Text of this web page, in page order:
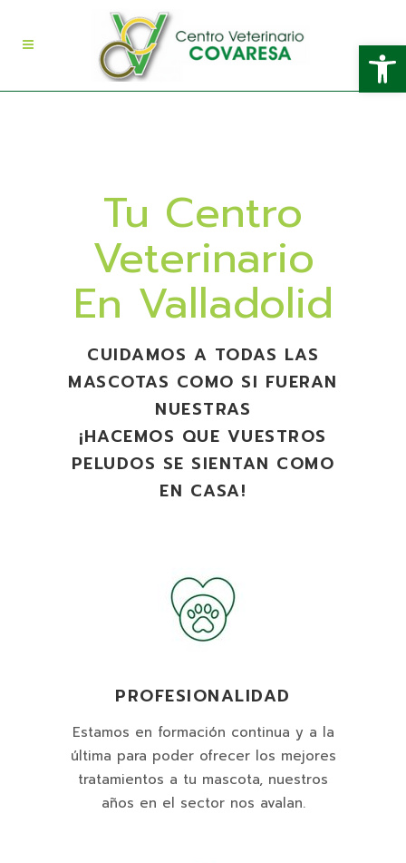
Tu Centro
Veterinario
En Valladolid
CUIDAMOS A TODAS LAS
MASCOTAS COMO SI FUERAN
NUESTRAS
¡HACEMOS QUE VUESTROS
PELUDOS SE SIENTAN COMO
EN CASA!
PROFESIONALIDAD
Estamos en formación continua y a la
última para poder ofrecer los mejores
tratamientos a tu mascota, nuestros
años en el sector nos avalan.